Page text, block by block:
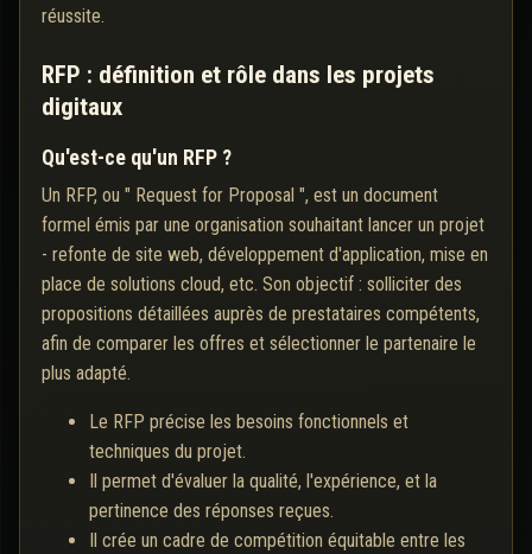
réussite.
RFP : définition et rôle dans les projets
digitaux
Qu'est-ce qu'un RFP ?
Un RFP, ou " Request for Proposal ", est un document
formel émis par une organisation souhaitant lancer un projet
- refonte de site web, développement d'application, mise en
place de solutions cloud, etc. Son objectif : solliciter des
propositions détaillées auprès de prestataires compétents,
afin de comparer les offres et sélectionner le partenaire le
plus adapté.
Le RFP précise les besoins fonctionnels et
techniques du projet.
Il permet d'évaluer la qualité, l'expérience, et la
pertinence des réponses reçues.
Il crée un cadre de compétition équitable entre les